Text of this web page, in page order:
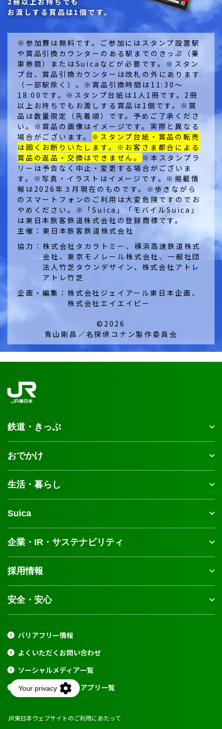
お渡しする賞品は1個です。
※参加費は無料です。ご参加にはスタンプ設置駅
や賞品引換カウンターのある駅までのきっぷ（乗
車券類）またはSuicaなどが必要です。※スタン
プ台、賞品引換カウンターは改札の外にあります
（一部駅除く）。※賞品引換時間は11:30～
18:00です。※スタンプ台紙は1人1冊です。2冊
以上お持ちでもお渡しする賞品は1個です。※賞
品は数量限定（先着順）です。予めご了承くださ
い。※賞品の画像はイメージです。実際と異なる
場合がございます。 ※スタンプ台紙・賞品の転売
は固くお断りいたします。※お客さま都合による
賞品の返品・交換はできません。 ※本スタンプラ
リーは予告なく中止・変更する場合がございま
す。※写真・イラストはイメージです。※掲載情
報は2026年３月現在のものです。※歩きながら
のスマートフォンのご利用は大変危険ですのでお
やめください。※「Suica」「モバイルSuica」
は東日本旅客鉄道株式会社の登録商標です。
主催： 東日本旅客鉄道株式会社
協力： 株式会社タカラトミー、横浜高速鉄道株式
会社、東京モノレール株式会社、一般社団
法人竹芝タウンデザイン、株式会社アトレ
アトレ竹芝
企画・編集： 株式会社ジェイアール東日本企画、
株式会社エイエイピー
©2026
青山剛昌／名探偵コナン製作委員会
鉄道・きっぷ
おでかけ
生活・暮らし
Suica
企業・IR・サステナビリティ
採用情報
安全・安心
バリアフリー情報
よくいただくお問い合わせ
ソーシャルメディア一覧
公式スマートフォンアプリ一覧
JR東日本ウェブサイトのご利用にあたって